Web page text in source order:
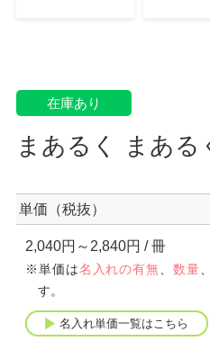
在庫あり
まあるく まあ
単価（税抜）
2,040円～2,840円 / 冊
※単価は名入れの有無、数量、
す。
名入れ単価一覧はこちら